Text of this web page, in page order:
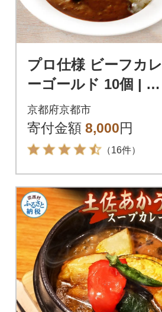
プロ仕様 ビーフカレ
ーゴールド 10個 | 京
都 レトルト食品 レト
ルトカレー 人気
京都府京都市
寄付金額 8,000円
（16件）